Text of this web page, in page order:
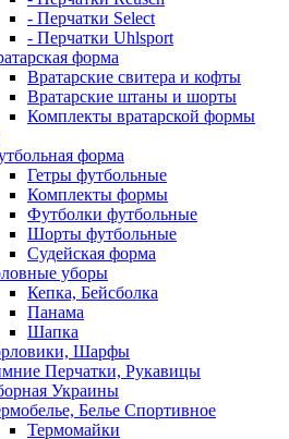
- Перчатки Select
- Перчатки Uhlsport
форма
Вратарские свитера и кофты
Вратарские штаны и шорты
Комплекты вратарской формы
форма
Гетры футбольные
Комплекты формы
Футболки футбольные
Шорты футбольные
Судейская форма
уборы
Кепка, Бейсболка
Панама
Шапка
Шарфы
Перчатки, Рукавицы
Украины
Белье Спортивное
Термомайки